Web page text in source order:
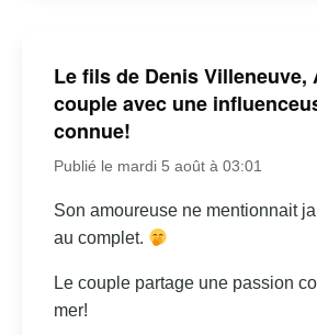
Le fils de Denis Villeneuve,
couple avec une
connue!
Publié le mardi 5 août à 03:01
Son amoureuse ne mentionnait
au complet.
Le couple partage une passion
mer!